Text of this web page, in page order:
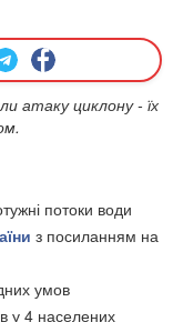
атаку циклону - їх
потоки води
з посиланням на
умов
у 4 населених